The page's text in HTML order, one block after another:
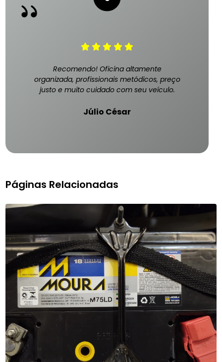
Recomendo! Oficina altamente
organizada, profissionais metódicos, preço
justo e muito cuidado com seu veículo.
Júlio César
Páginas Relacionadas